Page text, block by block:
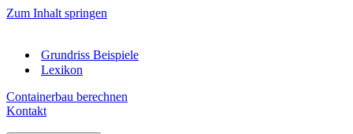
Zum Inhalt springen
Grundriss Beispiele
Lexikon
Containerbau berechnen
Kontakt